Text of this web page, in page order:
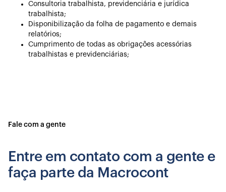
Consultoria trabalhista, previdenciária e jurídica
trabalhista;
Disponibilização da folha de pagamento e demais
relatórios;
Cumprimento de todas as obrigações acessórias
trabalhistas e previdenciárias;
Fale com a gente
Entre em contato com a gente e
faça parte da Macrocont